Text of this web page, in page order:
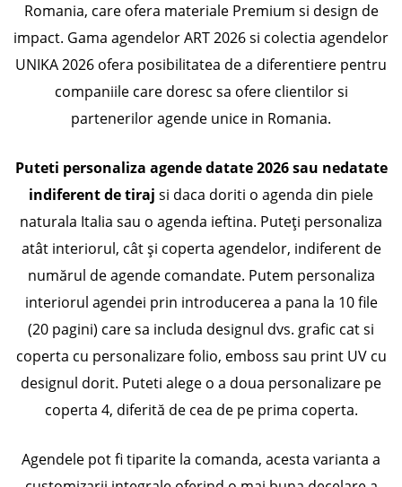
Romania, care ofera materiale Premium si design de
impact. Gama agendelor ART 2026 si colectia agendelor
UNIKA 2026 ofera posibilitatea de a diferentiere pentru
companiile care doresc sa ofere clientilor si
partenerilor agende unice in Romania.
Puteti personaliza agende datate 2026 sau nedatate
indiferent de tiraj si daca doriti o agenda din piele
naturala Italia sau o agenda ieftina. Puteți personaliza
atât interiorul, cât și coperta agendelor, indiferent de
numărul de agende comandate. Putem personaliza
interiorul agendei prin introducerea a pana la 10 file
(20 pagini) care sa includa designul dvs. grafic cat si
coperta cu personalizare folio, emboss sau print UV cu
designul dorit. Puteti alege o a doua personalizare pe
coperta 4, diferită de cea de pe prima coperta.
Agendele pot fi tiparite la comanda, acesta varianta a